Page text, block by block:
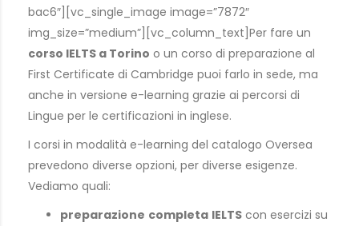
bac6″][vc_single_image image=”7872″
img_size=”medium”][vc_column_text]Per fare un
corso IELTS a Torino o un corso di preparazione al
First Certificate di Cambridge puoi farlo in sede, ma
anche in versione e-learning grazie ai percorsi di
Lingue per le certificazioni in inglese.
I corsi in modalità e-learning del catalogo Oversea
prevedono diverse opzioni, per diverse esigenze.
Vediamo quali:
preparazione completa IELTS con esercizi su